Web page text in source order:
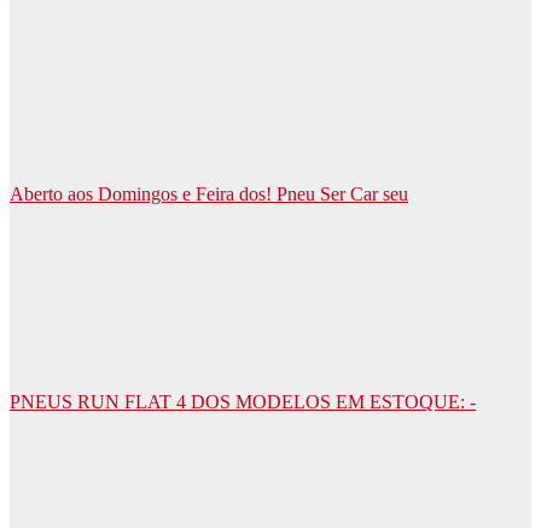
Aberto aos Domingos e Feira dos! Pneu Ser Car seu
PNEUS RUN FLAT 4 DOS MODELOS EM ESTOQUE: -